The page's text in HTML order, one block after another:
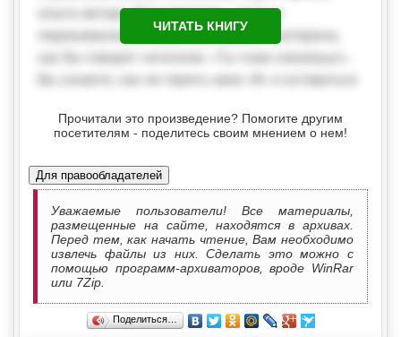
ЧИТАТЬ КНИГУ
Прочитали это произведение? Помогите другим
посетителям - поделитесь своим мнением о нем!
Для правообладателей
Уважаемые пользователи! Все материалы,
размещенные на сайте, находятся в архивах.
Перед тем, как начать чтение, Вам необходимо
извлечь файлы из них. Сделать это можно с
помощью программ-архиваторов, вроде WinRar
или 7Zip.
Поделиться…